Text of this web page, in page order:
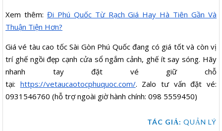
Xem thêm: Đi Phú Quốc Từ Rạch Giá Hay Hà Tiên Gần Và
Thuận Tiện Hơn?
Giá vé tàu cao tốc Sài Gòn Phú Quốc đang có giá tốt và còn vị
trí ghế ngồi đẹp cạnh cửa sổ ngắm cảnh, ghế ít say sóng. Hãy
nhanh tay đặt vé giữ chỗ
tại: https://vetaucaotocphuquoc.com/. Zalo tư vấn đặt vé:
0931546760 (hỗ trợ ngoài giờ hành chính: 098 5559450)
TÁC GIẢ: QUẢN LÝ